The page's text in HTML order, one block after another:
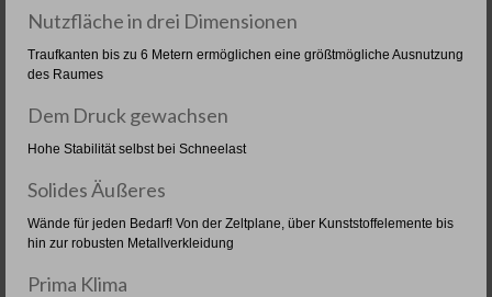
Nutzfläche in drei Dimensionen
Traufkanten bis zu 6 Metern ermöglichen eine größtmögliche Ausnutzung
des Raumes
Dem Druck gewachsen
Hohe Stabilität selbst bei Schneelast
Solides Äußeres
Wände für jeden Bedarf! Von der Zeltplane, über Kunststoffelemente bis
hin zur robusten Metallverkleidung
Prima Klima